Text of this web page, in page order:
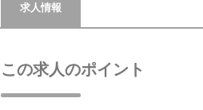
求人情報
この求人のポイント